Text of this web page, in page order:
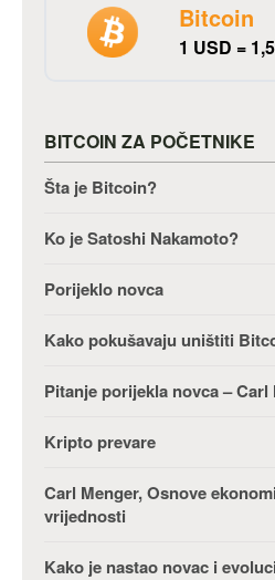
Bitcoin
1 USD =
BITCOIN ZA POČETNIKE
Šta je Bitcoin?
Ko je Satoshi Nakamoto?
Porijeklo novca
Kako pokušavaju uništiti
Pitanje porijekla novca – Carl
Kripto prevare
Carl Menger, Osnove
vrijednosti
Kako je nastao novac i